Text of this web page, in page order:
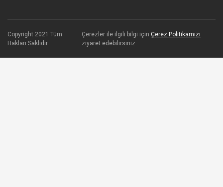
Copyright 2021 Tüm
Hakları Saklıdır.
Çerezler ile ilgili bilgi içinÇerez Politikamızı
ziyaret edebilirsiniz.